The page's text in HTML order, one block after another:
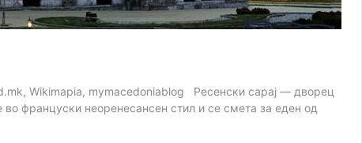
Wikimapia, mymacedoniablog Ресенски сарај — дворец
во француски неоренесансен стил и се смета за еден од